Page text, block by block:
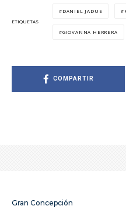
ETIQUETAS
DANIEL JADUE
GIOVANNA HERRERA
COMPARTIR
Gran Concepción